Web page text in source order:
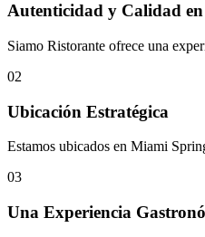
Autenticidad y Calidad
Siamo Ristorante ofrece una
02
Ubicación Estratégica
Estamos ubicados en Miami
03
Una Experiencia